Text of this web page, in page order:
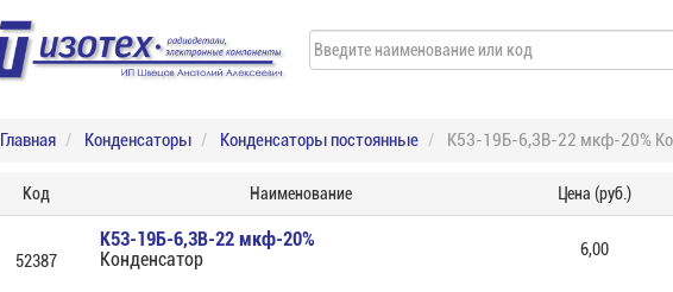
Главная Конденсаторы Конденсаторы постоянные К53-19Б-6,3В-22 мкф-20%
Код Наименование Цена (руб.)
52387
К53-19Б-6,3В-22 мкф-20%
Конденсатор
6,00